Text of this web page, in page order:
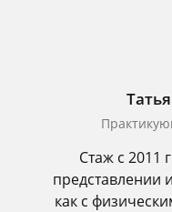
Стаж с 2011
представлении
как с